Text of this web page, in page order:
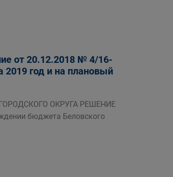
от 20.12.2018 № 4/16-
2019 год и на плановый
ОКРУГА РЕШЕНИЕ
бюджета Беловского